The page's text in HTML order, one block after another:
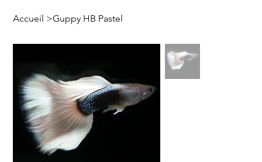
Accueil >Guppy HB Pastel